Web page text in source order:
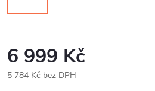
6 999 Kč
5 784 Kč bez DPH